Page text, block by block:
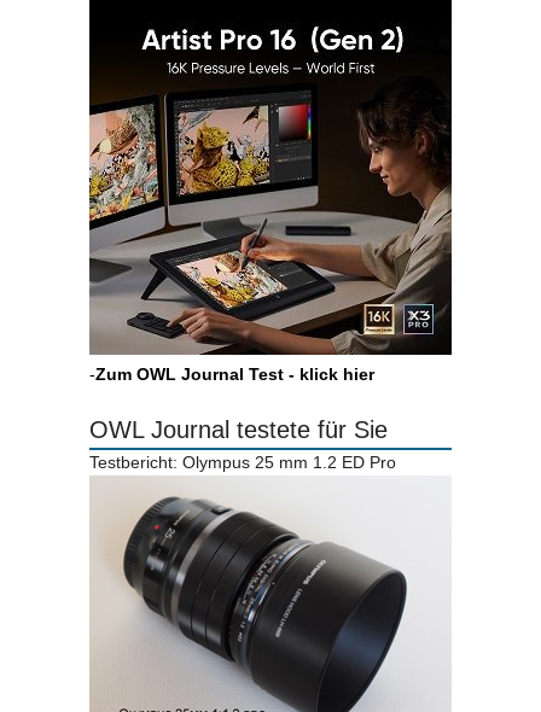
-Zum OWL Journal Test - klick hier
OWL Journal testete für Sie
Testbericht: Olympus 25 mm 1.2 ED Pro